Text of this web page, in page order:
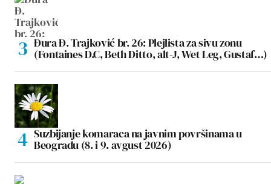
Đura Đ. Trajković br. 26: Plejlista za sivu zonu
(Fontaines D.C, Beth Ditto, alt-J, Wet Leg, Gustaf…)
Suzbijanje komaraca na javnim površinama u
Beogradu (8. i 9. avgust 2026)